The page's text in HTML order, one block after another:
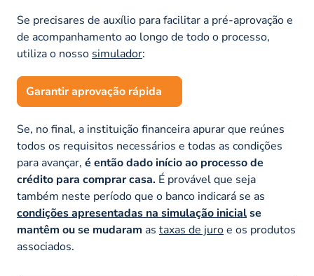
Se precisares de auxílio para facilitar a pré-aprovação e
de acompanhamento ao longo de todo o processo,
utiliza o nosso simulador:
Garantir aprovação rápida
Se, no final, a instituição financeira apurar que reúnes
todos os requisitos necessários e todas as condições
para avançar, é então dado início ao processo de
crédito para comprar casa. É provável que seja
também neste período que o banco indicará se as
condições apresentadas na simulação inicialse
mantêm ou se mudaram as taxas de juroe os produtos
associados.